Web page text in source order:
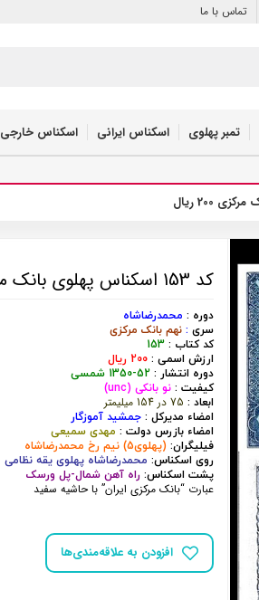
تماس با ما
تمبر پهلوی اسکناس ایرانی اسکناس خارجی
کد 153 اسکناس پهلوی بانک مرکزی 200 ریال
دوره : محمدرضاشاه
سری: نهم بانک مرکزی
کد کتاب : 153
ارزش اسمی : 200 ریال
دوره انتشار : 52-1350 شمسی
کیفیت : نو بانکی (unc)
ابعاد : 75 در 154 میلیمتر
امضاء مدیرکل : جمشید آموزگار
امضاء بازرس دولت :مهدی سمیعی
فیلیگران: (پهلوی5) نیم رخ محمدرضاشاه
روی اسکناس:محمدرضاشاه پهلوی یقه نظامی
پشت اسکناس: راه آهن شمال-پل ورسک
عبارت “بانک مرکزی ایران” با حاشیه سفید
افزودن به علاقه‌مندی‌ها